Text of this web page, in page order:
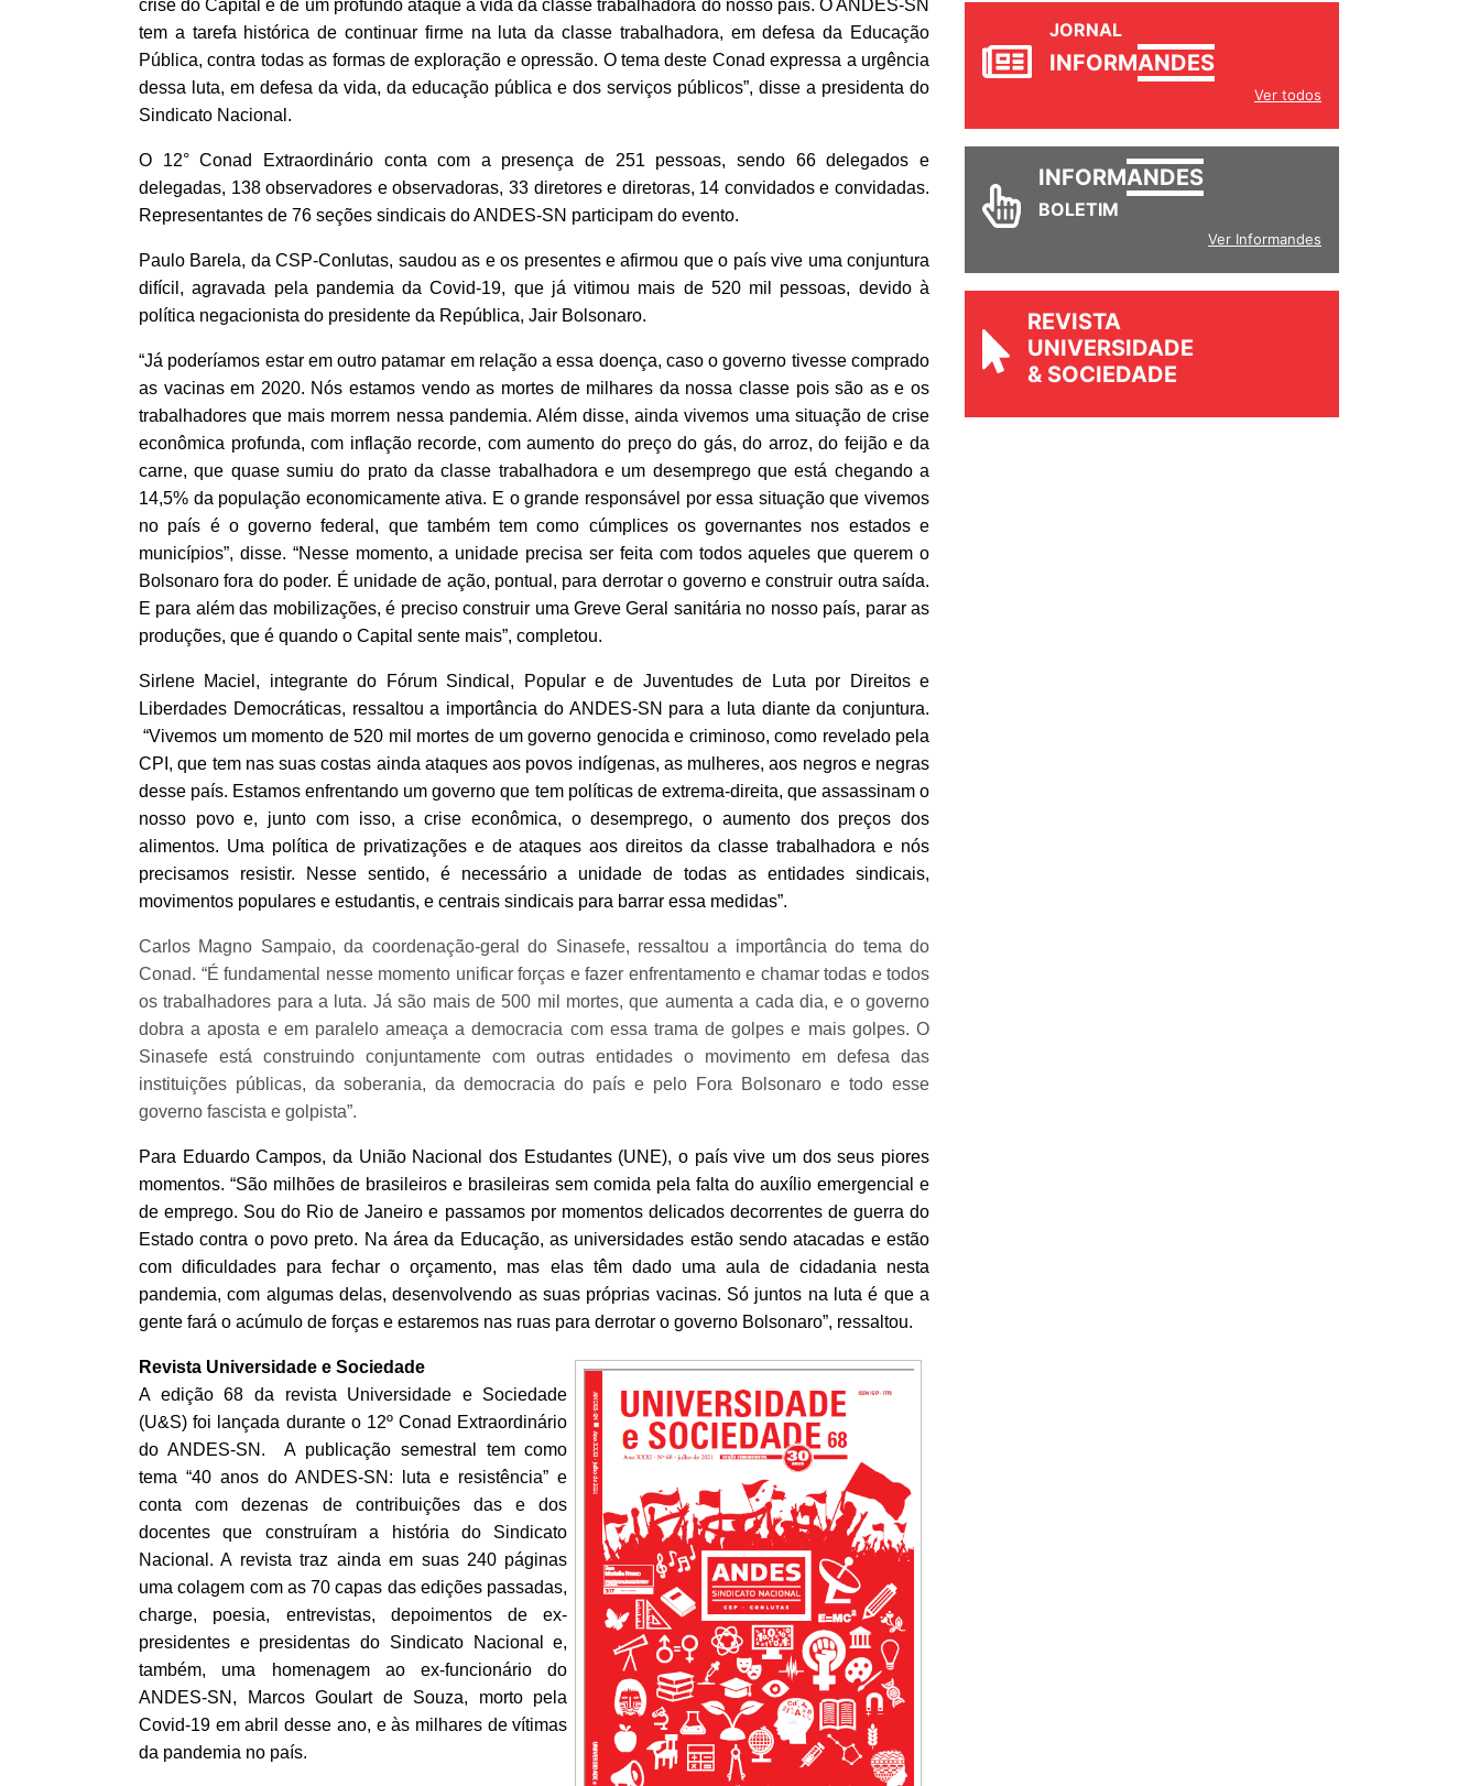
crise do Capital e de um profundo ataque à vida da classe trabalhadora do nosso país. O ANDES-SN
tem a tarefa histórica de continuar firme na luta da classe trabalhadora, em defesa da Educação
Pública, contra todas as formas de exploração e opressão. O tema deste Conad expressa a urgência
dessa luta, em defesa da vida, da educação pública e dos serviços públicos”, disse a presidenta do
Sindicato Nacional.
O 12° Conad Extraordinário conta com a presença de 251 pessoas, sendo 66 delegados e
delegadas, 138 observadores e observadoras, 33 diretores e diretoras, 14 convidados e convidadas.
Representantes de 76 seções sindicais do ANDES-SN participam do evento.
Paulo Barela, da CSP-Conlutas, saudou as e os presentes e afirmou que o país vive uma conjuntura
difícil, agravada pela pandemia da Covid-19, que já vitimou mais de 520 mil pessoas, devido à
política negacionista do presidente da República, Jair Bolsonaro.
“Já poderíamos estar em outro patamar em relação a essa doença, caso o governo tivesse comprado
as vacinas em 2020. Nós estamos vendo as mortes de milhares da nossa classe pois são as e os
trabalhadores que mais morrem nessa pandemia. Além disse, ainda vivemos uma situação de crise
econômica profunda, com inflação recorde, com aumento do preço do gás, do arroz, do feijão e da
carne, que quase sumiu do prato da classe trabalhadora e um desemprego que está chegando a
14,5% da população economicamente ativa. E o grande responsável por essa situação que vivemos
no país é o governo federal, que também tem como cúmplices os governantes nos estados e
municípios”, disse. “Nesse momento, a unidade precisa ser feita com todos aqueles que querem o
Bolsonaro fora do poder. É unidade de ação, pontual, para derrotar o governo e construir outra saída.
E para além das mobilizações, é preciso construir uma Greve Geral sanitária no nosso país, parar as
produções, que é quando o Capital sente mais”, completou.
Sirlene Maciel, integrante do Fórum Sindical, Popular e de Juventudes de Luta por Direitos e
Liberdades Democráticas, ressaltou a importância do ANDES-SN para a luta diante da conjuntura.
“Vivemos um momento de 520 mil mortes de um governo genocida e criminoso, como revelado pela
CPI, que tem nas suas costas ainda ataques aos povos indígenas, as mulheres, aos negros e negras
desse país. Estamos enfrentando um governo que tem políticas de extrema-direita, que assassinam o
nosso povo e, junto com isso, a crise econômica, o desemprego, o aumento dos preços dos
alimentos. Uma política de privatizações e de ataques aos direitos da classe trabalhadora e nós
precisamos resistir. Nesse sentido, é necessário a unidade de todas as entidades sindicais,
movimentos populares e estudantis, e centrais sindicais para barrar essa medidas”.
Carlos Magno Sampaio, da coordenação-geral do Sinasefe, ressaltou a importância do tema do
Conad. “É fundamental nesse momento unificar forças e fazer enfrentamento e chamar todas e todos
os trabalhadores para a luta. Já são mais de 500 mil mortes, que aumenta a cada dia, e o governo
dobra a aposta e em paralelo ameaça a democracia com essa trama de golpes e mais golpes. O
Sinasefe está construindo conjuntamente com outras entidades o movimento em defesa das
instituições públicas, da soberania, da democracia do país e pelo Fora Bolsonaro e todo esse
governo fascista e golpista”.
Para Eduardo Campos, da União Nacional dos Estudantes (UNE), o país vive um dos seus piores
momentos. “São milhões de brasileiros e brasileiras sem comida pela falta do auxílio emergencial e
de emprego. Sou do Rio de Janeiro e passamos por momentos delicados decorrentes de guerra do
Estado contra o povo preto. Na área da Educação, as universidades estão sendo atacadas e estão
com dificuldades para fechar o orçamento, mas elas têm dado uma aula de cidadania nesta
pandemia, com algumas delas, desenvolvendo as suas próprias vacinas. Só juntos na luta é que a
gente fará o acúmulo de forças e estaremos nas ruas para derrotar o governo Bolsonaro”, ressaltou.
Revista Universidade e Sociedade
A edição 68 da revista Universidade e Sociedade
(U&S) foi lançada durante o 12º Conad Extraordinário
do ANDES-SN. A publicação semestral tem como
tema “40 anos do ANDES-SN: luta e resistência” e
conta com dezenas de contribuições das e dos
docentes que construíram a história do Sindicato
Nacional. A revista traz ainda em suas 240 páginas
uma colagem com as 70 capas das edições passadas,
charge, poesia, entrevistas, depoimentos de ex-
presidentes e presidentas do Sindicato Nacional e,
também, uma homenagem ao ex-funcionário do
ANDES-SN, Marcos Goulart de Souza, morto pela
Covid-19 em abril desse ano, e às milhares de vítimas
da pandemia no país.
JORNAL
INFORMANDES
Ver todos
INFORMANDES
BOLETIM
Ver Informandes
REVISTA
UNIVERSIDADE
& SOCIEDADE